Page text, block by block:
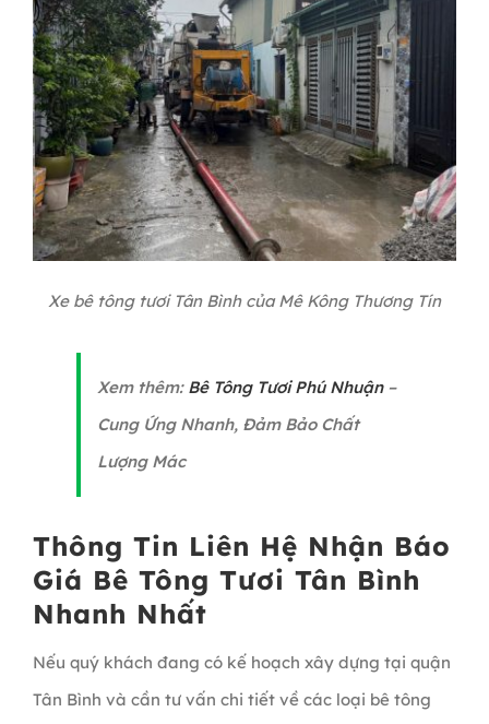
Xe bê tông tươi Tân Bình của Mê Kông Thương Tín
Xem thêm: Bê Tông Tươi Phú Nhuận–
Cung Ứng Nhanh, Đảm Bảo Chất
Lượng Mác
Thông Tin Liên Hệ Nhận Báo
Giá Bê Tông Tươi Tân Bình
Nhanh Nhất
Nếu quý khách đang có kế hoạch xây dựng tại quận
Tân Bình và cần tư vấn chi tiết về các loại bê tông